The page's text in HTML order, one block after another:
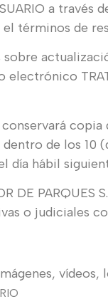
a
términos de
copia
de los 10
día hábil
DE PARQUES
o judiciales
vídeos,